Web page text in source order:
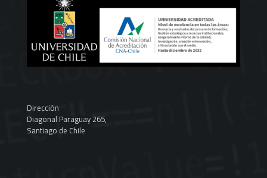
Dirección
Diagonal Paraguay 265,
Santiago de Chile